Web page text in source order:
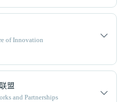
of Innovation
盟
and Partnerships